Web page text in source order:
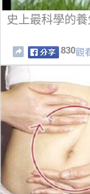
史上最科學的
830觀